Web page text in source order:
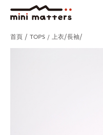
首頁 TOPS / 上衣 長袖